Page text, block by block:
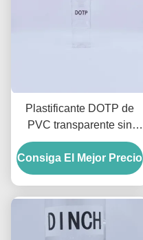
Plastificante DOTP de
PVC transparente sin
ftalatos para guantes y
cables
Consiga El Mejor Precio